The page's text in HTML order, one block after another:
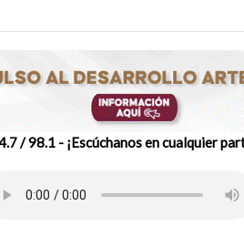
/ 98.1 - ¡Escúchanos en cualquier